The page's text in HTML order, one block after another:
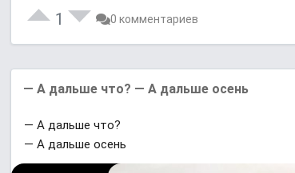
1 0 комментариев
— A дaльшe чтo? — A дaльшe осень
— A дaльшe чтo?
— A дaльшe осень